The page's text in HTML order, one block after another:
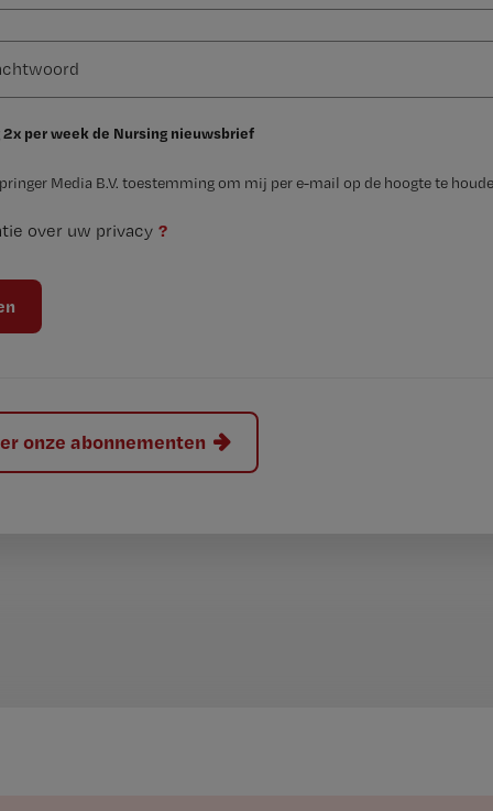
2x per week de Nursing nieuwsbrief
Media B.V. toestemming om mij per e-mail op de hoogte te
over uw privacy ?
onze abonnementen